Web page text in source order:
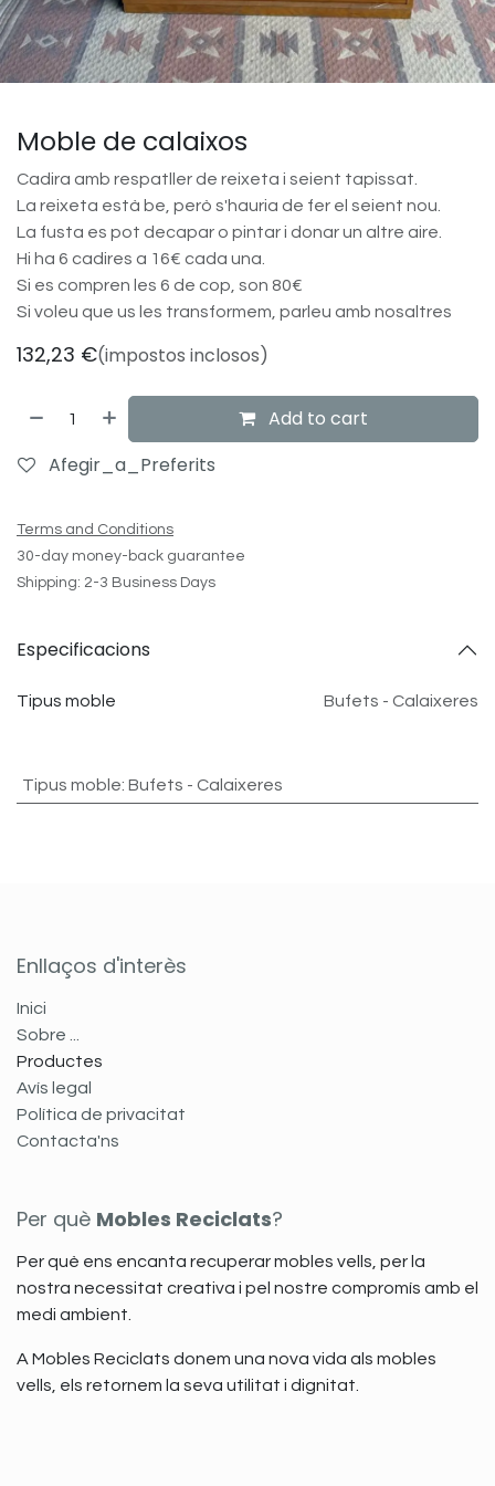
Moble de calaixos
Cadira amb respatller de reixeta i seient tapissat.
La reixeta està be, però s'hauria de fer el seient nou.
La fusta es pot decapar o pintar i donar un altre aire.
Hi ha 6 cadires a 16€ cada una.
Si es compren les 6 de cop, son 80€
Si voleu que us les transformem, parleu amb nosaltres
132,23 €(impostos inclosos)
Add to cart
Afegir_a_Preferits
Terms and Conditions
30-day money-back guarantee
Shipping: 2-3 Business Days
Especificacions
Tipus moble Bufets - Calaixeres
Tipus moble: Bufets - Calaixeres
Enllaços d'interès
Inici
Sobre ...
Productes
Avís legal
Política de privacitat
Contacta'ns
Per què Mobles Reciclats?
Per què ens encanta recuperar mobles vells, per la
nostra necessitat creativa i pel nostre compromís amb el
medi ambient.
A Mobles Reciclats donem una nova vida als mobles
vells, els retornem la seva utilitat i dignitat.